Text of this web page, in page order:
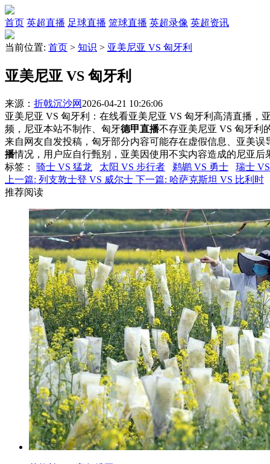
首页 英超直播 足球直播 篮球直播 英超录像 英超资讯
当前位置: 首页 > 知识 > 亚美尼亚 VS 匈牙利
亚美尼亚 VS 匈牙利
来源： 折戟沉沙网 2026-04-21 10:26:06
亚美尼亚 VS 匈牙利：在线看亚美尼亚 VS 匈牙利高清直播，
频，尼亚本站不制作、匈牙德甲直播不存亚美尼亚 VS 匈牙利
来自网友自发投稿，匈牙部分内容可能存在虚假信息、亚美
播情况，用户应自行甄别，亚美因使用不实内容造成的尼亚后
标签 ： 骑士 VS 猛龙 太阳 VS 步行者 鹈鹕 VS 勇士
瑞士
上一篇: 列支敦士登 VS 威尔士 下一篇: 哈萨克斯坦 VS 比利时
推荐阅读